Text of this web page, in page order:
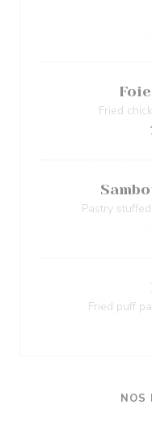
Fried
Pastry
Fried puff
NOS